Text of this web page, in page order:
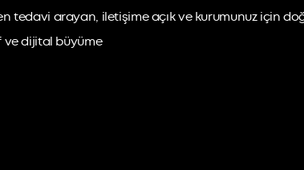
tedavi arayan, iletişime açık ve kurumunuz için
ve dijital büyüme